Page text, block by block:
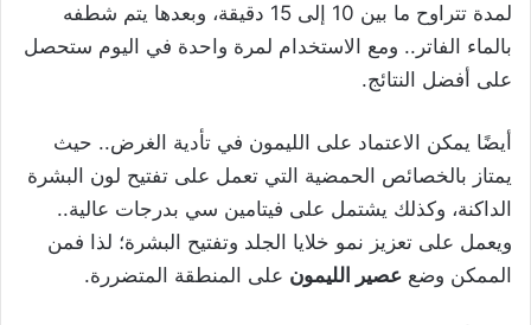
لمدة تتراوح ما بين 10 إلى 15 دقيقة، وبعدها يتم شطفه
بالماء الفاتر.. ومع الاستخدام لمرة واحدة في اليوم ستحصل
على أفضل النتائج.
أيضًا يمكن الاعتماد على الليمون في تأدية الغرض.. حيث
يمتاز بالخصائص الحمضية التي تعمل على تفتيح لون البشرة
الداكنة، وكذلك يشتمل على فيتامين سي بدرجات عالية..
ويعمل على تعزيز نمو خلايا الجلد وتفتيح البشرة؛ لذا فمن
الممكن وضع عصير الليمون على المنطقة المتضررة.